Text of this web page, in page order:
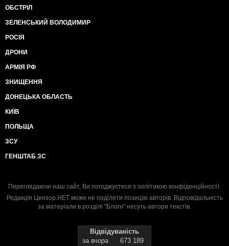
ОБСТРІЛ
ЗЕЛЕНСЬКИЙ ВОЛОДИМИР
РОСІЯ
ДРОНИ
АРМІЯ РФ
ЗНИЩЕННЯ
ДОНЕЦЬКА ОБЛАСТЬ
КИЇВ
ПОЛЬЩА
ЗСУ
ГЕНШТАБ ЗС
Переглядаючи наш сайт, Ви погоджуєтеся з політикою конфіденційності.
Редакція Цензор.НЕТ може не поділяти позицію авторів. Відповідальність
за матеріали в розділі "Блоги" несуть автори текстів.
Відвідуваність
за вчора
673 189